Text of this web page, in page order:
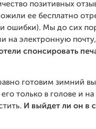
позитивных
ее бесплатно
ошибки). Мы до сих
на электронную
спонсировать
готовим зимний
только в голове и
И выйдет ли он в